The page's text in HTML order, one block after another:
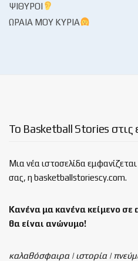
ΨΊΘΥΡΟΙ
ΩΡΑΊΑ ΜΟΥ ΚΥΡΊΑ
Το Basketball Stories στις
Μια νέα ιστοσελίδα
σας, η basketballstoriescy.com.
Κανένα μα κανένα κείμενο σε
θα είναι ανώνυμο!
καλαθόσφαιρα | ιστορία |